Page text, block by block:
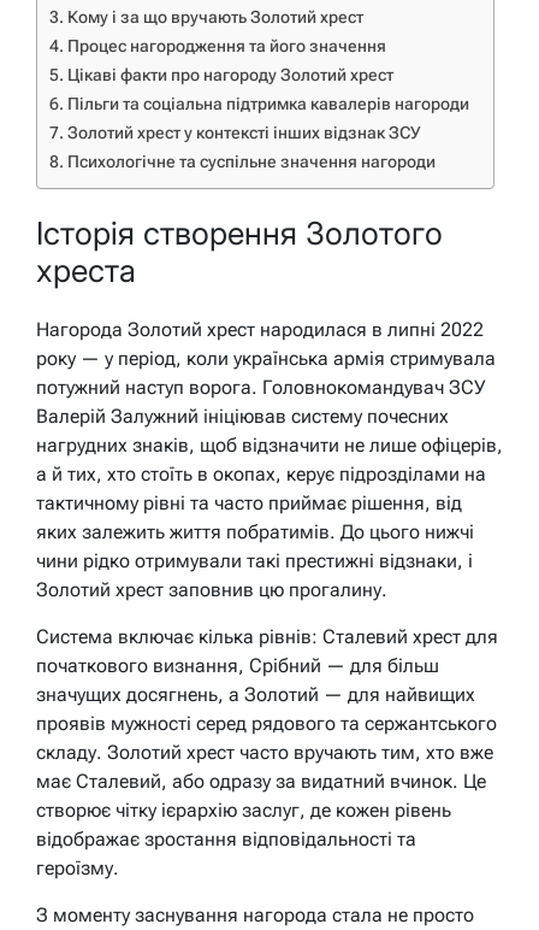
Кому і за що вручають Золотий хрест
Процес нагородження та його значення
Цікаві факти про нагороду Золотий хрест
Пільги та соціальна підтримка кавалерів нагороди
Золотий хрест у контексті інших відзнак ЗСУ
Психологічне та суспільне значення нагороди
Історія створення Золотого
хреста
Нагорода Золотий хрест народилася в липні 2022
року — у період, коли українська армія стримувала
потужний наступ ворога. Головнокомандувач ЗСУ
Валерій Залужний ініціював систему почесних
нагрудних знаків, щоб відзначити не лише офіцерів,
а й тих, хто стоїть в окопах, керує підрозділами на
тактичному рівні та часто приймає рішення, від
яких залежить життя побратимів. До цього нижчі
чини рідко отримували такі престижні відзнаки, і
Золотий хрест заповнив цю прогалину.
Система включає кілька рівнів: Сталевий хрест для
початкового визнання, Срібний — для більш
значущих досягнень, а Золотий — для найвищих
проявів мужності серед рядового та сержантського
складу. Золотий хрест часто вручають тим, хто вже
має Сталевий, або одразу за видатний вчинок. Це
створює чітку ієрархію заслуг, де кожен рівень
відображає зростання відповідальності та
героїзму.
З моменту заснування нагорода стала не просто